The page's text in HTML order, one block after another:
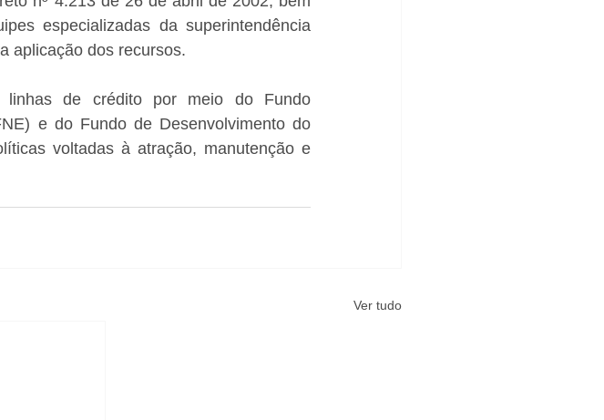
especializadas da superintendência
aplicação dos recursos.
linhas de crédito por meio do Fundo
e do Fundo de Desenvolvimento do
voltadas à atração, manutenção e
Ver tudo